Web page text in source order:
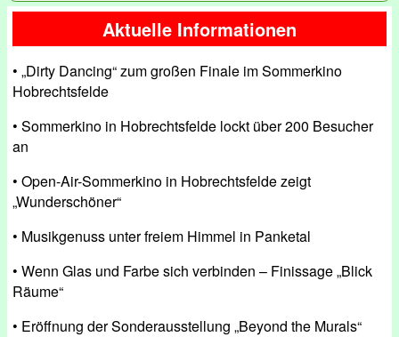
Aktuelle Informationen
• „Dirty Dancing“ zum großen Finale im Sommerkino
Hobrechtsfelde
• Sommerkino in Hobrechtsfelde lockt über 200 Besucher
an
• Open-Air-Sommerkino in Hobrechtsfelde zeigt
„Wunderschöner“
• Musikgenuss unter freiem Himmel in Panketal
• Wenn Glas und Farbe sich verbinden – Finissage „Blick
Räume“
• Eröffnung der Sonderausstellung „Beyond the Murals“